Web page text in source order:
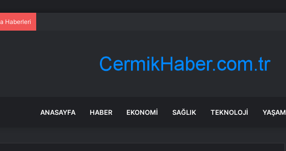
Haberleri
ANASAYFA HABER EKONOMI SAĞLIK TEKNOLOJI YAŞAM